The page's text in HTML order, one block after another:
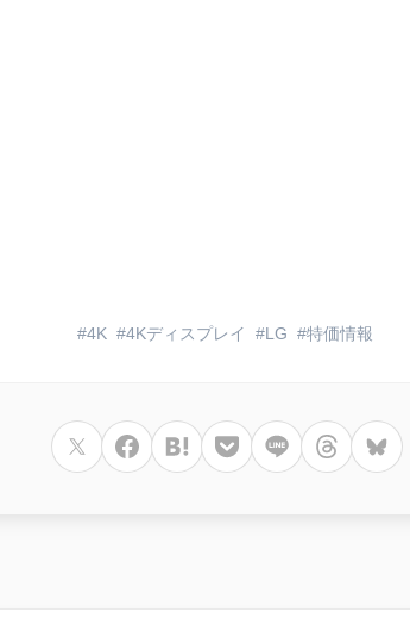
4K 4Kディスプレイ LG 特価情報